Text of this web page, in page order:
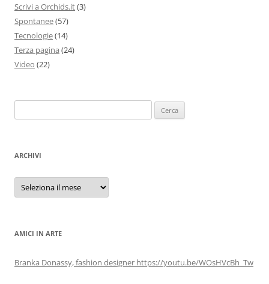
Scrivi a Orchids.it(3)
Spontanee(57)
Tecnologie(14)
Terza pagina (24)
Video (22)
per:
ARCHIVI
Archivi
AMICI IN ARTE
Branka Donassy, fashion designer https://youtu.be/WOsHVcBh_Tw